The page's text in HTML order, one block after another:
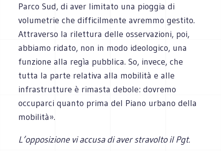
Parco Sud, di aver limitato una pioggia di
volumetrie che difficilmente avremmo gestito.
Attraverso la rilettura delle osservazioni, poi,
abbiamo ridato, non in modo ideologico, una
funzione alla regìa pubblica. So, invece, che
tutta la parte relativa alla mobilità e alle
infrastrutture è rimasta debole: dovremo
occuparci quanto prima del Piano urbano della
mobilità».
L’opposizione vi accusa di aver stravolto il Pgt.